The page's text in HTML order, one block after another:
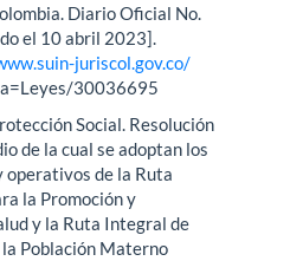
Diario Oficial No.
el 10 abril 2023].
juriscol.gov.co/
30036695
Social. Resolución
de la cual se adoptan los
de la Ruta
la Promoción y
y la Ruta Integral de
Población Materno